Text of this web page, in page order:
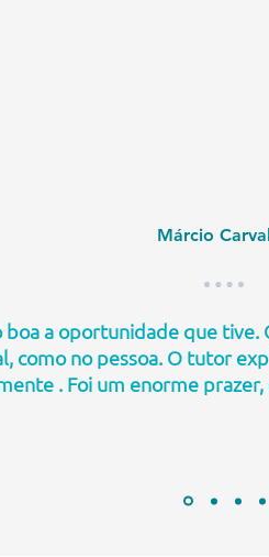
Márcio
a oportunidade que tive.
como no pessoa. O tutor
. Foi um enorme